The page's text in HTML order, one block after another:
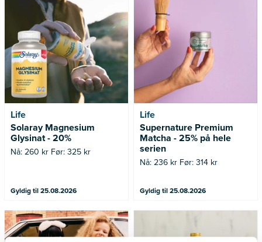
Life
Solaray Magnesium
Glysinat - 20%
Nå: 260 kr Før: 325 kr
Gyldig til 25.08.2026
Life
Supernature Premium
Matcha - 25% på hele
serien
Nå: 236 kr Før: 314 kr
Gyldig til 25.08.2026
(gjelder ikke Newbie) Tilbudet
gjelder i perioden 7.8-17.8